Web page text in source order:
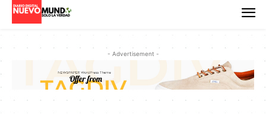
- Advertisement -